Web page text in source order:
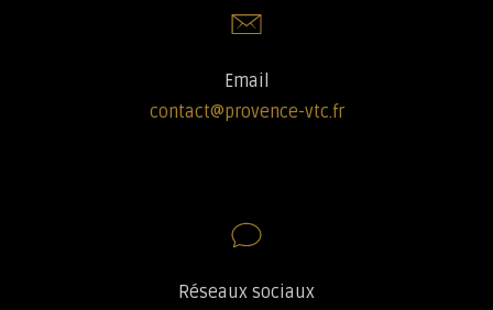
Email
contact@provence-vtc.fr
Réseaux sociaux